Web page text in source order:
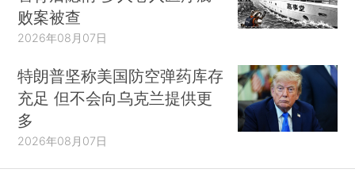
败案被查
2026年08月07日
特朗普坚称美国防空弹药库存
充足 但不会向乌克兰提供更
多
2026年08月07日